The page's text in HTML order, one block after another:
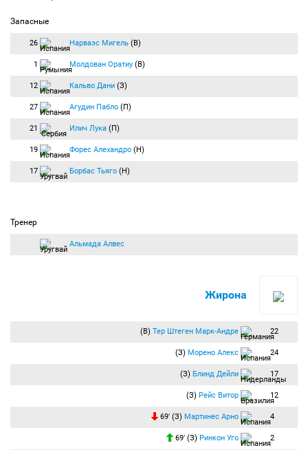
Запасные
26 Нарваэс Мигель (В)
1 Молдован Оратиу (В)
12 Кальво Дани (З)
27 Агудин Пабло (П)
21 Илич Лука (П)
19 Форес Алехандро (Н)
17 Борбас Тьяго (Н)
Тренер
Альмада Алвес
Жирона
(В) Тер Штеген Марк-Андре 22
(З) Морено Алекс 24
(З) Блинд Дейли 17
(З) Рейс Витор 12
69′ (З) Мартинес Арно 4
69′ (З) Ринкон Уго 2